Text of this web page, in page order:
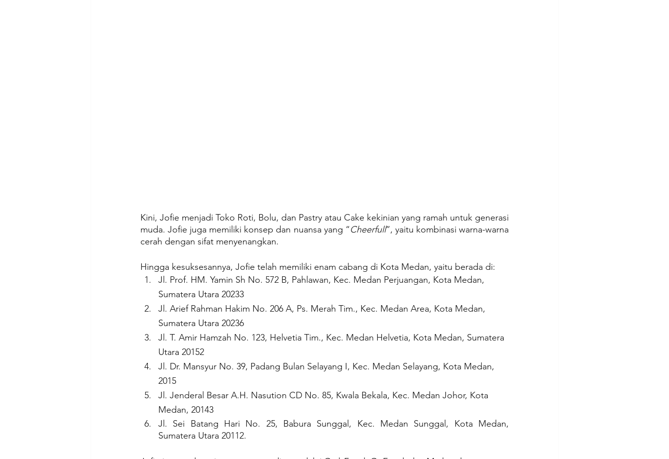
Kini, Jofie menjadi Toko Roti, Bolu, dan Pastry atau Cake kekinian yang ramah untuk generasi
muda. Jofie juga memiliki konsep dan nuansa yang “Cheerfull”, yaitu kombinasi warna-warna
cerah dengan sifat menyenangkan.
Hingga kesuksesannya, Jofie telah memiliki enam cabang di Kota Medan, yaitu berada di:
Jl. Prof. HM. Yamin Sh No. 572 B, Pahlawan, Kec. Medan Perjuangan, Kota Medan,
Sumatera Utara 20233
Jl. Arief Rahman Hakim No. 206 A, Ps. Merah Tim., Kec. Medan Area, Kota Medan,
Sumatera Utara 20236
Jl. T. Amir Hamzah No. 123, Helvetia Tim., Kec. Medan Helvetia, Kota Medan, Sumatera
Utara 20152
Jl. Dr. Mansyur No. 39, Padang Bulan Selayang I, Kec. Medan Selayang, Kota Medan,
2015
Jl. Jenderal Besar A.H. Nasution CD No. 85, Kwala Bekala, Kec. Medan Johor, Kota
Medan, 20143
Jl. Sei Batang Hari No. 25, Babura Sunggal, Kec. Medan Sunggal, Kota Medan,
Sumatera Utara 20112.